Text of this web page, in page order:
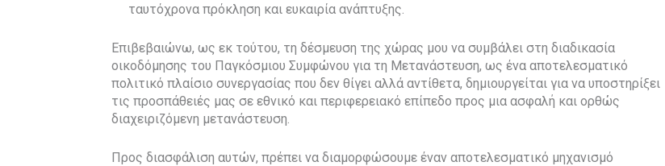
ταυτόχρονα πρόκληση και ευκαιρία ανάπτυξης.
Επιβεβαιώνω, ως εκ τούτου, τη δέσμευση της χώρας μου να συμβάλει στη διαδικασία
οικοδόμησης του Παγκόσμιου Συμφώνου για τη Μετανάστευση, ως ένα αποτελεσματικό
πολιτικό πλαίσιο συνεργασίας που δεν θίγει αλλά αντίθετα, δημιουργείται για να υποστηρίξει
τις προσπάθειές μας σε εθνικό και περιφερειακό επίπεδο προς μια ασφαλή και ορθώς
διαχειριζόμενη μετανάστευση.
Προς διασφάλιση αυτών, πρέπει να διαμορφώσουμε έναν αποτελεσματικό μηχανισμό